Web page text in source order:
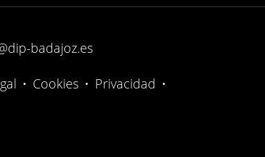
badajoz.es
• Cookies • Privacidad •